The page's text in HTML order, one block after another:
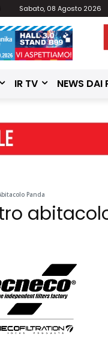
Sabato, 08 Agosto 2026
IR TV NEWS DAI
Panda